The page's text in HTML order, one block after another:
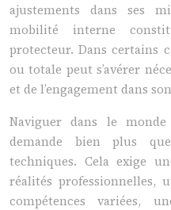
ajustements dans ses
mobilité interne
protecteur. Dans certains
ou totale peut s’avérer
et de l’engagement dans
Naviguer dans le
demande bien plus
techniques. Cela exige
réalités professionnelles,
compétences variées,